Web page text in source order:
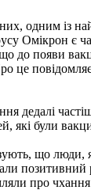
одним із
Омікрон є
до появи
це
дедалі
які були
що люди,
позитивний
про